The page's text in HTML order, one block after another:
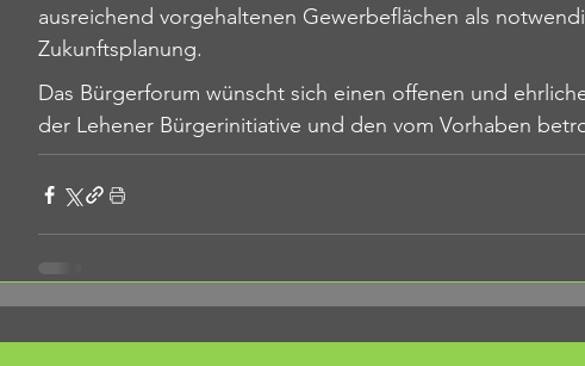
ausreichend vorgehaltenen Gewerbeflächen als
Zukunftsplanung.
Das Bürgerforum wünscht sich einen offenen und
der Lehener Bürgerinitiative und den vom Vorhaben